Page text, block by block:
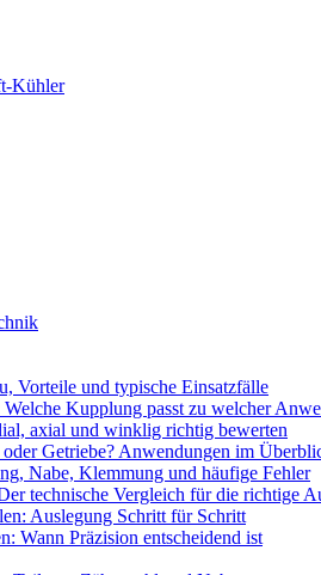
Kühler
Vorteile und typische Einsatzfälle
Kupplung passt zu welcher
axial und winklig richtig bewerten
Getriebe? Anwendungen im
Nabe, Klemmung und häufige Fehler
technische Vergleich für die richtige
Auslegung Schritt für Schritt
Wann Präzision entscheidend ist